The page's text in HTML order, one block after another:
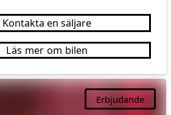
Kontakta en säljare
Läs mer om bilen
Erbjudande